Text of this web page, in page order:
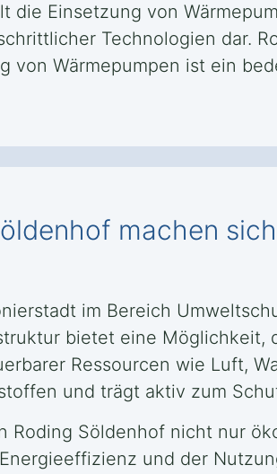
Einsetzung von
Technologien dar.
von Wärmepumpen ist ein
machen
im Bereich
bietet eine
Ressourcen wie Luft,
und trägt aktiv zum
Roding Söldenhof nicht nur
und der